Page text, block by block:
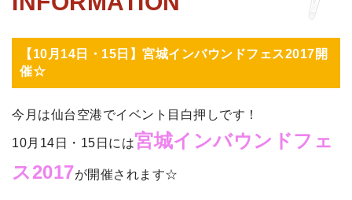
【10月14日・15日】宮城インバウンドフェス2017開
催☆
今月は仙台空港でイベント目白押しです！
10月14日・15日には宮城インバウンドフェ
ス2017が開催されます☆